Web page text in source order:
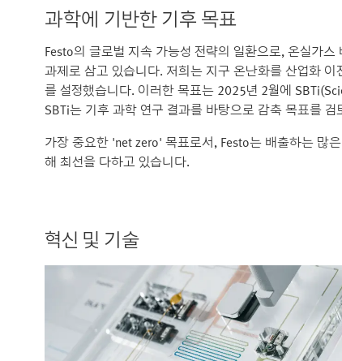
과학에 기반한 기후 목표
Festo의 글로벌 지속 가능성 전략의 일환으로, 온실가
과제로 삼고 있습니다. 저희는 지구 온난화를 산업화
를 설정했습니다. 이러한 목표는 2025년 2월에
SBTi는 기후 과학 연구 결과를 바탕으로 감축 목표를
가장 중요한 'net zero' 목표로서, Festo는 배출하는 많
해 최선을 다하고 있습니다.
혁신 및 기술